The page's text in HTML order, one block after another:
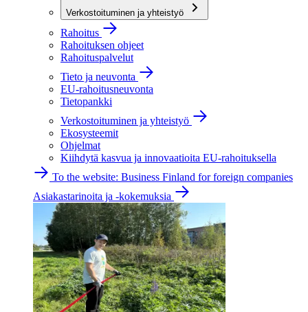
Verkostoituminen ja yhteistyö
Rahoitus
Rahoituksen ohjeet
Rahoituspalvelut
Tieto ja neuvonta
EU-rahoitusneuvonta
Tietopankki
Verkostoituminen ja yhteistyö
Ekosysteemit
Ohjelmat
Kiihdytä kasvua ja innovaatioita EU-rahoituksella
To the website: Business Finland for foreign companies
Asiakastarinoita ja -kokemuksia